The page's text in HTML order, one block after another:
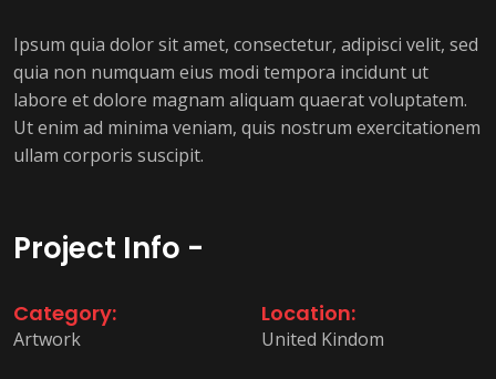
Ipsum quia dolor sit amet, consectetur, adipisci velit, sed
quia non numquam eius modi tempora incidunt ut
labore et dolore magnam aliquam quaerat voluptatem.
Ut enim ad minima veniam, quis nostrum exercitationem
ullam corporis suscipit.
Project Info -
Category:
Artwork
Location:
United Kindom